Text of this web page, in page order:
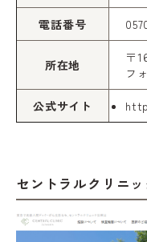
電話番号
所在地
〒
フ
公式サイト
セントラルクリニッ